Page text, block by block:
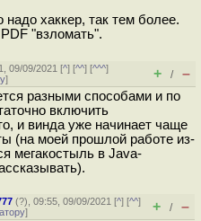
надо хаккер, так тем более.
"взломать".
09/09/2021 [^] [^^] [^^^]
] + / –
разными способами и по
включить
и винда уже начинает чаще
(на моей прошлой работе из-
мегакостыль в Java-
(?), 09:55, 09/09/2021 [^] [^^]
] + / –